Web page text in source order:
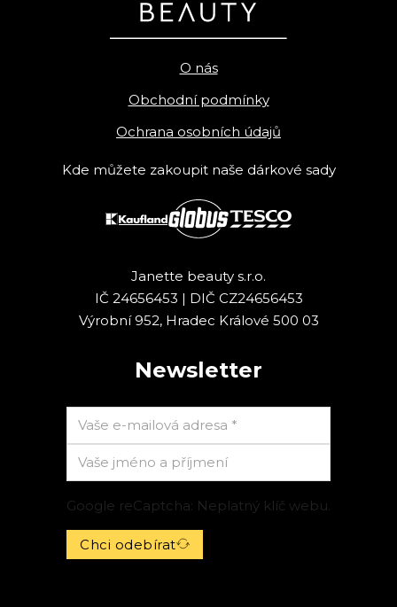
O nás
Obchodní podmínky
Ochrana osobních údajů
Kde můžete zakoupit naše dárkové sady
Janette beauty s.r.o.
IČ 24656453 | DIČ CZ24656453
Výrobní 952, Hradec Králové 500 03
Newsletter
Google reCaptcha: Neplatný klíč webu.
Chci odebírat